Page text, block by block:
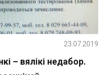
– вялікі недабор.
23.07.2019